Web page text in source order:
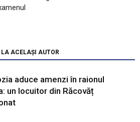
LA ACELAȘI AUTOR
aduce amenzi în raionul
un locuitor din Răcovăț